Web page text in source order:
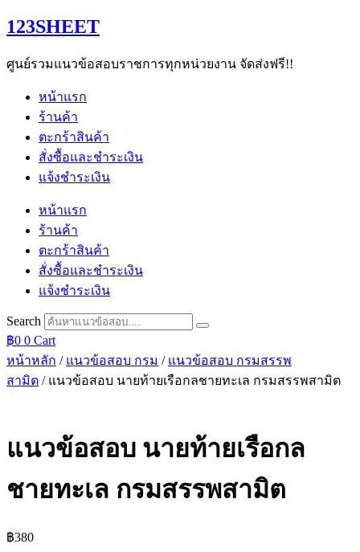
Skip
to
123SHEET
ศูนย์รวมแนวข้อสอบราชการทุกหน่วยงาน จัดส่งฟรี!!
หน้าแรก
ร้านค้า
ตะกร้าสินค้า
สั่งซื้อและชำระเงิน
แจ้งชำระเงิน
หน้าแรก
ร้านค้า
ตะกร้าสินค้า
สั่งซื้อและชำระเงิน
แจ้งชำระเงิน
Search
฿0 0 Cart
หน้าหลัก / แนวข้อสอบ กรม / แนวข้อสอบ กรมสรรพ
สามิต / แนวข้อสอบ นายท้ายเรือกลชายทะเล กรมสรรพสามิต
แนวข้อสอบ นายท้ายเรือกล
ชายทะเล กรมสรรพสามิต
฿380